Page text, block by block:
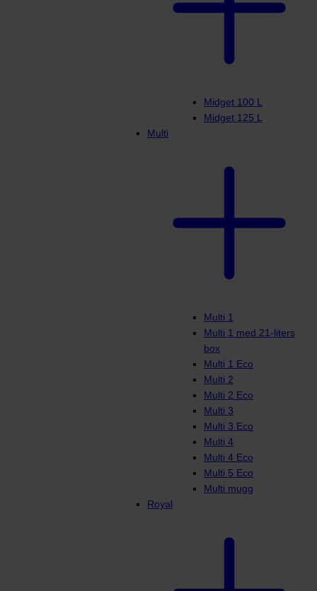
Midget 100 L
Midget 125 L
Multi
Multi 1
Multi 1 med 21-liters
box
Multi 1 Eco
Multi 2
Multi 2 Eco
Multi 3
Multi 3 Eco
Multi 4
Multi 4 Eco
Multi 5 Eco
Multi mugg
Royal